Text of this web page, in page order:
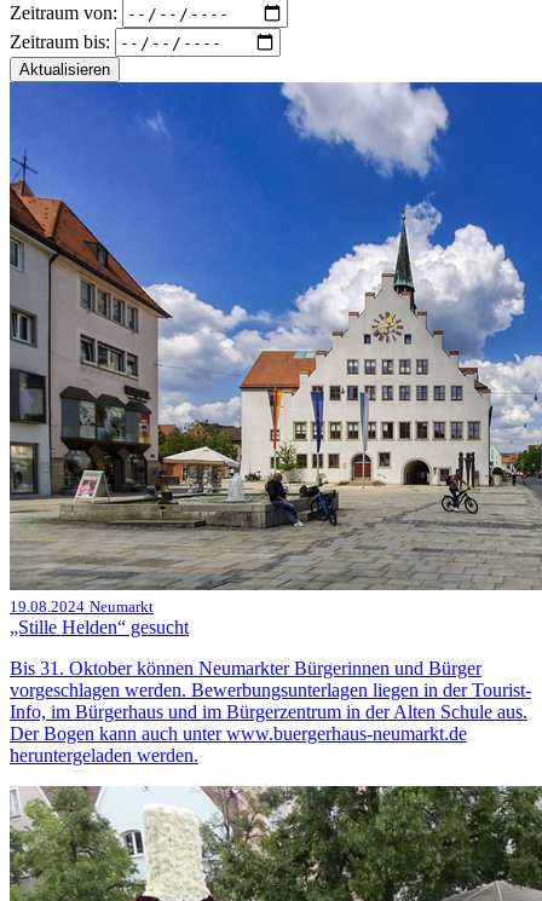
Zeitraum von:
Zeitraum bis:
Aktualisieren
19.08.2024 Neumarkt
„Stille Helden“ gesucht
Bis 31. Oktober können Neumarkter Bürgerinnen und Bürger
vorgeschlagen werden. Bewerbungsunterlagen liegen in der Tourist-
Info, im Bürgerhaus und im Bürgerzentrum in der Alten Schule aus.
Der Bogen kann auch unter www.buergerhaus-neumarkt.de
heruntergeladen werden.